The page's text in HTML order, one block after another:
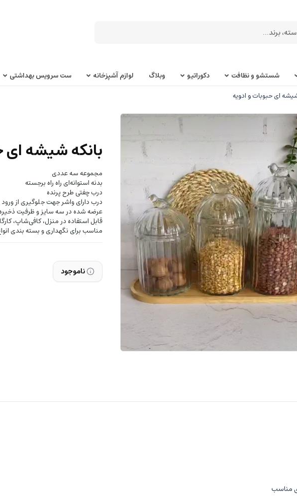
شستشو و نظافت دکوراتیو وبلاگ لوازم آشپزخانه ست سرویس بهداشتی
ای حبوبات و ادویه
بانکه شیشه ای
مجموعه سه عددی
بدنه استوانه‌ای راه راه برجسته
درب چفتی طرح پرنده
درب دارای واشر جهت جلوگیری از ورود
عرضه شده در سه سایز و ظرفیت
قابل استفاده در منزل، کافی‌شاپ،
مناسب برای نگهداری و بسته بندی
ناموجود
مناسب